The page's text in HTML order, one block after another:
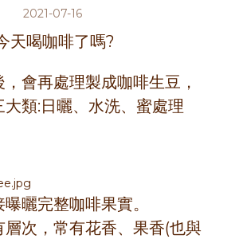
2021-07-16
天喝咖啡了嗎?
會再處理製成咖啡生豆，
類:日曬、水洗、蜜處理
曬完整咖啡果實。
層次，常有花香、果香(也與